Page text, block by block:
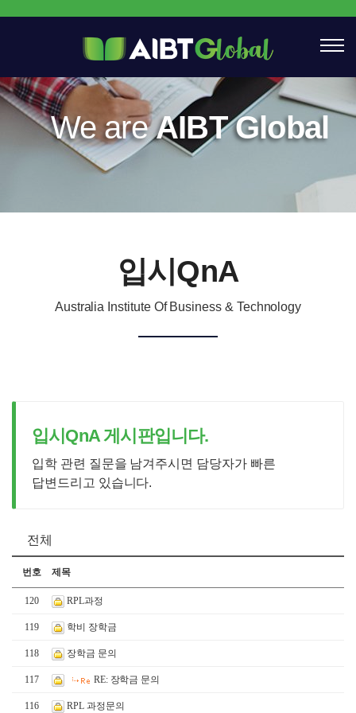
We areAIBT Global
입시QnA
Australia Institute Of Business & Technology
입시QnA 게시판입니다.
입학 관련 질문을 남겨주시면 담당자가 빠른
답변드리고 있습니다.
전체
번호 제목
120 RPL과정
119 학비 장학금
118 장학금 문의
117 RE: 장학금 문의
116 RPL 과정문의